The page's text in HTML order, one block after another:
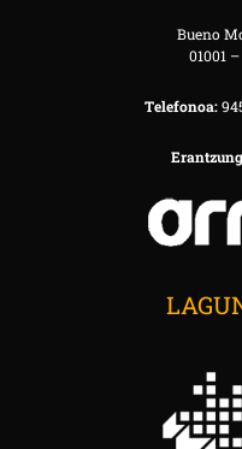
Bueno
01001
Telefonoa: